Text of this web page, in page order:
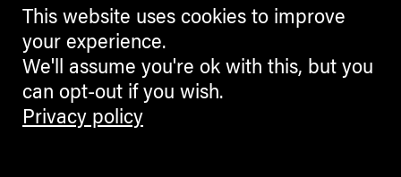
This website uses cookies to improve
your experience.
We'll assume you're ok with this, but you
can opt-out if you wish.
Privacy policy